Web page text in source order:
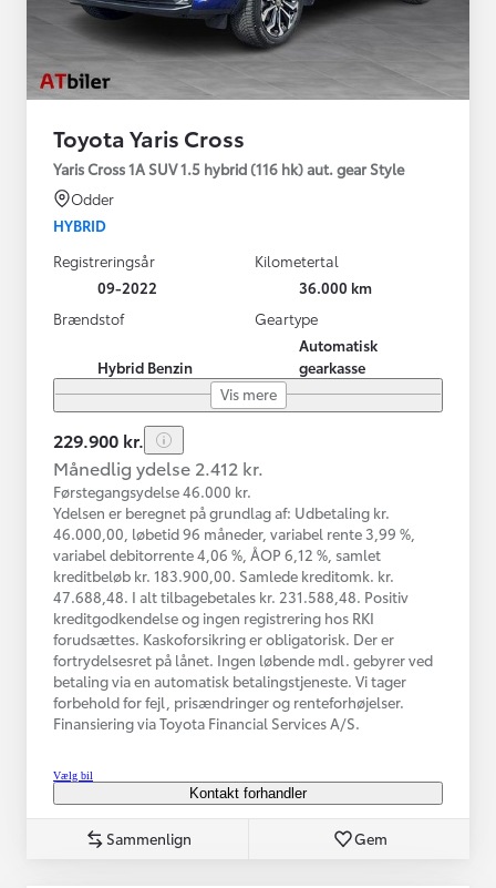
Toyota Yaris Cross
Yaris Cross 1A SUV 1.5 hybrid (116 hk) aut. gear Style
Odder
HYBRID
Registreringsår
09-2022
Kilometertal
36.000 km
Brændstof
Hybrid Benzin
Geartype
Automatisk
gearkasse
Vis mere
229.900 kr.
Månedlig ydelse 2.412 kr.
Førstegangsydelse 46.000 kr.
Ydelsen er beregnet på grundlag af: Udbetaling kr.
46.000,00, løbetid 96 måneder, variabel rente 3,99 %,
variabel debitorrente 4,06 %, ÅOP 6,12 %, samlet
kreditbeløb kr. 183.900,00. Samlede kreditomk. kr.
47.688,48. I alt tilbagebetales kr. 231.588,48. Positiv
kreditgodkendelse og ingen registrering hos RKI
forudsættes. Kaskoforsikring er obligatorisk. Der er
fortrydelsesret på lånet. Ingen løbende mdl. gebyrer ved
betaling via en automatisk betalingstjeneste. Vi tager
forbehold for fejl, prisændringer og renteforhøjelser.
Finansiering via Toyota Financial Services A/S.
Vælg bil
Kontakt forhandler
Sammenlign Gem